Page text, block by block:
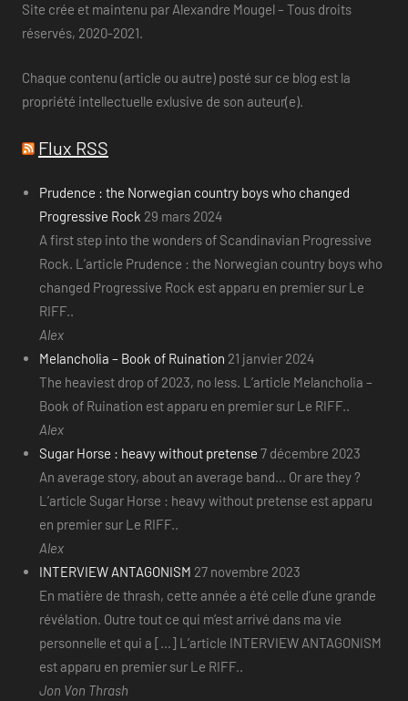
Site crée et maintenu par Alexandre Mougel – Tous droits
réservés, 2020-2021.
Chaque contenu (article ou autre) posté sur ce blog est la
propriété intellectuelle exlusive de son auteur(e).
Flux RSS
Prudence : the Norwegian country boys who changed
Progressive Rock 29 mars 2024
A first step into the wonders of Scandinavian Progressive
Rock. L’article Prudence : the Norwegian country boys who
changed Progressive Rock est apparu en premier sur Le
RIFF..
Alex
Melancholia – Book of Ruination 21 janvier 2024
The heaviest drop of 2023, no less. L’article Melancholia –
Book of Ruination est apparu en premier sur Le RIFF..
Alex
Sugar Horse : heavy without pretense 7 décembre 2023
An average story, about an average band... Or are they ?
L’article Sugar Horse : heavy without pretense est apparu
en premier sur Le RIFF..
Alex
INTERVIEW ANTAGONISM 27 novembre 2023
En matière de thrash, cette année a été celle d’une grande
révélation. Outre tout ce qui m’est arrivé dans ma vie
personnelle et qui a [...] L’article INTERVIEW ANTAGONISM
est apparu en premier sur Le RIFF..
Jon Von Thrash